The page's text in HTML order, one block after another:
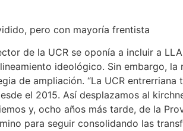
pero con mayoría frentista
de la UCR se oponía a incluir a
ideológico. Sin embargo, la
de ampliación. “La UCR entrerriana
el 2015. Así desplazamos al
y, ocho años más tarde, de la
para seguir consolidando las